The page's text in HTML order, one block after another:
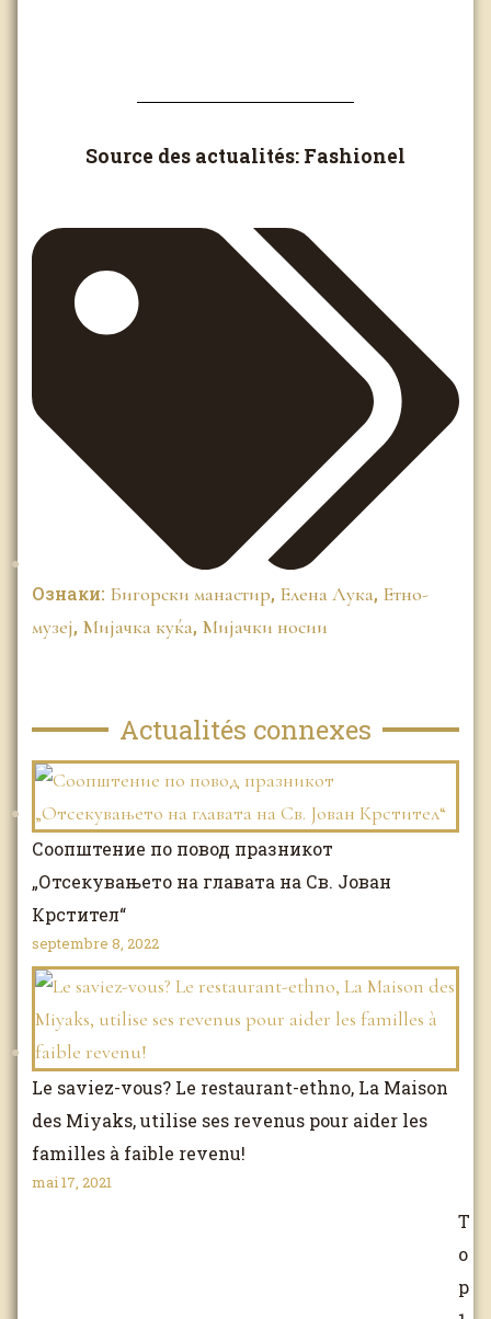
Source des actualités: Fashionel
Ознаки: Бигорски манастир, Елена Лука, Етно-
музеј, Мијачка куќа, Мијачки носии
Actualités connexes
Соопштение по повод празникот
„Отсекувањето на главата на Св. Јован
Крстител“
septembre 8, 2022
Le saviez-vous? Le restaurant-ethno, La Maison
des Miyaks, utilise ses revenus pour aider les
familles à faible revenu!
mai 17, 2021
T
o
p